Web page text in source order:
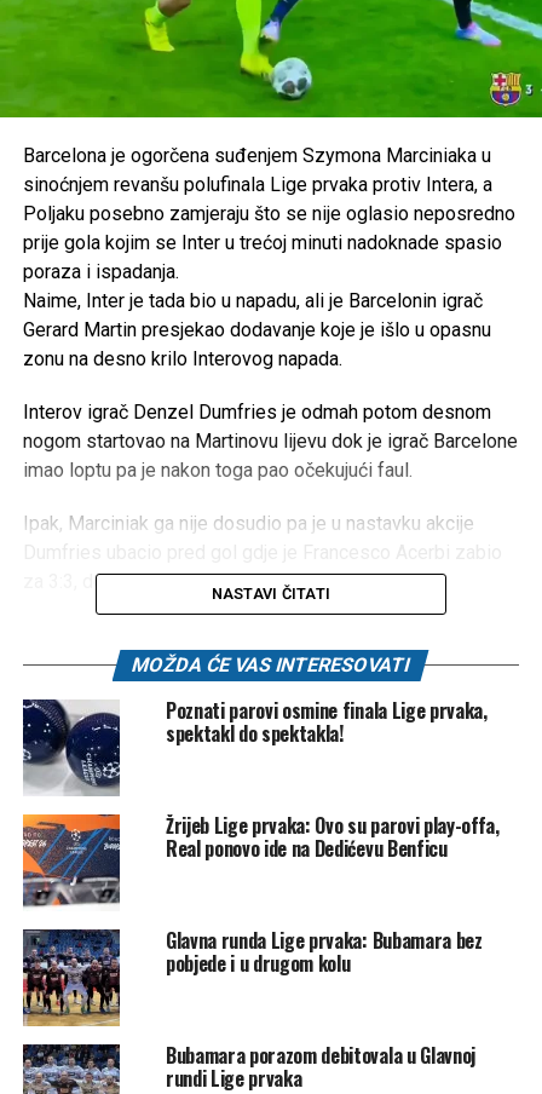
Barcelona je ogorčena suđenjem Szymona Marciniaka u
sinoćnjem revanšu polufinala Lige prvaka protiv Intera, a
Poljaku posebno zamjeraju što se nije oglasio neposredno
prije gola kojim se Inter u trećoj minuti nadoknade spasio
poraza i ispadanja.
Naime, Inter je tada bio u napadu, ali je Barcelonin igrač
Gerard Martin presjekao dodavanje koje je išlo u opasnu
zonu na desno krilo Interovog napada.
Interov igrač Denzel Dumfries je odmah potom desnom
nogom startovao na Martinovu lijevu dok je igrač Barcelone
imao loptu pa je nakon toga pao očekujući faul.
Ipak, Marciniak ga nije dosudio pa je u nastavku akcije
za 3:3, delirijum na tribinama i produžetke.
Another footage of the foul
on Gerard Martin
FIFA and UEFA were never
going to let a team not in
the Club World Cup win the
UCL
pic.twitter.com/Eks28twqCv
— Brian (@Bri_an2)
2025
NASTAVI ČITATI
MOŽDA ĆE VAS INTERESOVATI
Poznati parovi osmine finala Lige prvaka,
spektakl do spektakla!
Žrijeb Lige prvaka: Ovo su parovi play-offa,
Real ponovo ide na Dedićevu Benficu
Glavna runda Lige prvaka: Bubamara bez
pobjede i u drugom kolu
Bubamara porazom debitovala u Glavnoj
rundi Lige prvaka